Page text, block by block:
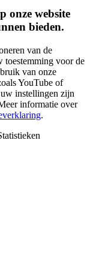
onze website
bieden.
van de
toestemming voor de
van onze
YouTube of
instellingen zijn
informatie over
.